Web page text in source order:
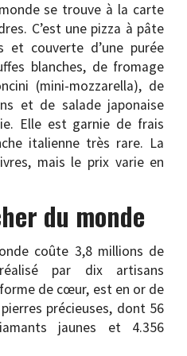
se trouve à la carte
C’est une pizza à pâte
couverte d’une purée
blanches, de fromage
(mini-mozzarella), de
et de salade japonaise
Elle est garnie de frais
italienne très rare. La
mais le prix varie en
du monde
coûte 3,8 millions de
par dix artisans
de cœur, est en or de
précieuses, dont 56
jaunes et 4.356